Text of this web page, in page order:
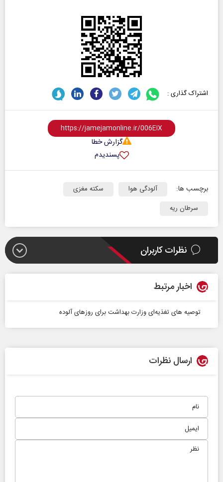
اشتراک گذاری :
گزارش خطا
پسندیدم
برچسب ها: آلودگی هوا
سکته مغزی
سرطان ریه
نظرات کاربران
اخبار مرتبط
توصیه های تغذیه‌ای وزارت بهداشت برای روزهای آلوده
ارسال نظرات